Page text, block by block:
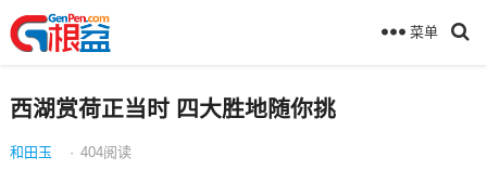
菜单
西湖赏荷正当时 四大胜地随你挑
和田玉 · 404阅读